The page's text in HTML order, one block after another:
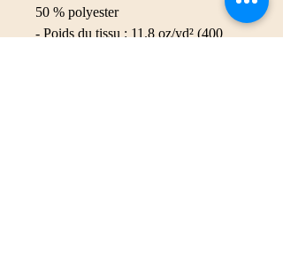
50 % polyester
- Poids du tissu : 11.8 oz/yd² (400